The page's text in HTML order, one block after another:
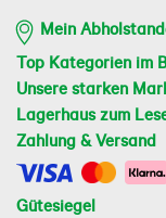
Mein
Top Kategorien im
Unsere starken
Lagerhaus zum
Zahlung & Versand
Gütesiegel